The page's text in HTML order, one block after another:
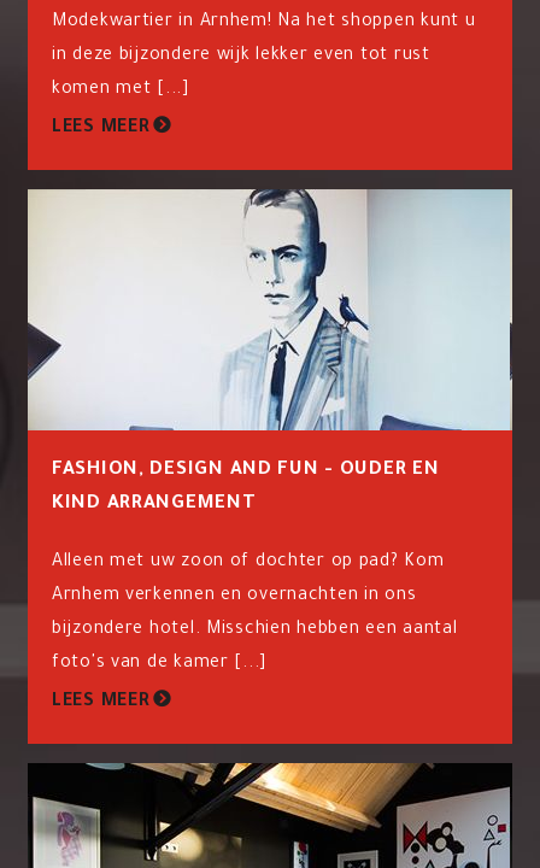
Modekwartier in Arnhem! Na het shoppen kunt u
in deze bijzondere wijk lekker even tot rust
komen met [...]
LEES MEER
FASHION, DESIGN AND FUN - OUDER EN
KIND ARRANGEMENT
Alleen met uw zoon of dochter op pad? Kom
Arnhem verkennen en overnachten in ons
bijzondere hotel. Misschien hebben een aantal
foto's van de kamer [...]
LEES MEER